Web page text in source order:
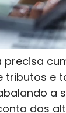
precisa
tributos e
a
dos